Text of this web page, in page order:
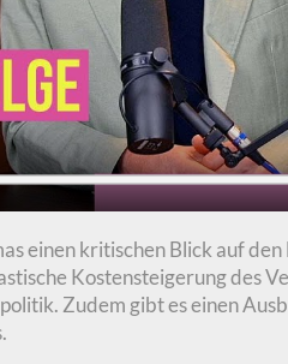
einen kritischen Blick auf
Kostensteigerung des
Zudem gibt es einen